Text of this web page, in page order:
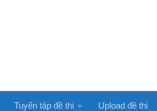
Tuyển tập đề thi Upload đề thi